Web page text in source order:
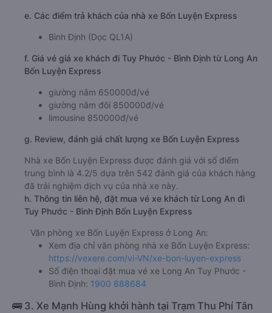
e. Các điểm trả khách của nhà xe Bốn Luyện Express
Bình Định (Dọc QL1A)
f. Giá vé giá xe khách đi Tuy Phước - Bình Định từ Long An
Bốn Luyện Express
giường nằm 650000đ/vé
giường nằm đôi 850000đ/vé
limousine 850000đ/vé
g. Review, đánh giá chất lượng xe Bốn Luyện Express
Nhà xe Bốn Luyện Express được đánh giá với số điểm
trung bình là 4.2/5 dựa trên 542 đánh giá của khách hàng
đã trải nghiệm dịch vụ của nhà xe này.
h. Thông tin liên hệ, đặt mua vé xe khách từ Long An đi
Tuy Phước - Bình Định Bốn Luyện Express
Văn phòng xe Bốn Luyện Express ở Long An:
Xem địa chỉ văn phòng nhà xe Bốn Luyện Express:
https://vexere.com/vi-VN/xe-bon-luyen-express
Số điện thoại đặt mua vé xe Long An Tuy Phước -
Bình Định: 1900 888684
🚌 3. Xe Mạnh Hùng khởi hành tại Trạm Thu Phí Tân